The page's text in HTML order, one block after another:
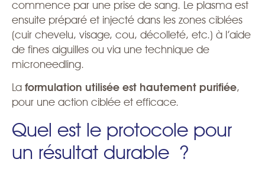
commence par une prise de sang. Le plasma est
ensuite préparé et injecté dans les zones ciblées
(cuir chevelu, visage, cou, décolleté, etc.) à l’aide
de fines aiguilles ou via une technique de
microneedling.
La formulation utilisée est hautement purifiée,
pour une action ciblée et efficace.
Quel est le protocole pour
un résultat durable ?